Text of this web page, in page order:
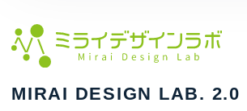
MIRAI DESIGN LAB. 2.0